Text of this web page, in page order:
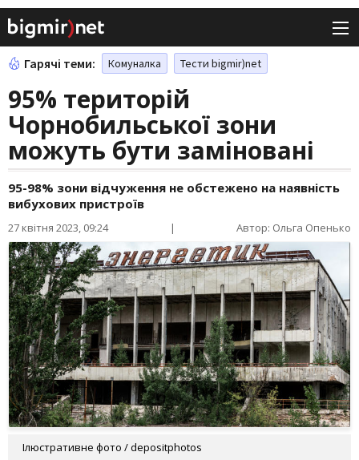
Гарячі теми: Комуналка Тести bigmir)net
95% територій
Чорнобильської зони
можуть бути заміновані
95-98% зони відчуження не обстежено на наявність
вибухових пристроїв
27 квітня 2023, 09:24 | Автор: Ольга Опенько
Ілюстративне фото / depositphotos